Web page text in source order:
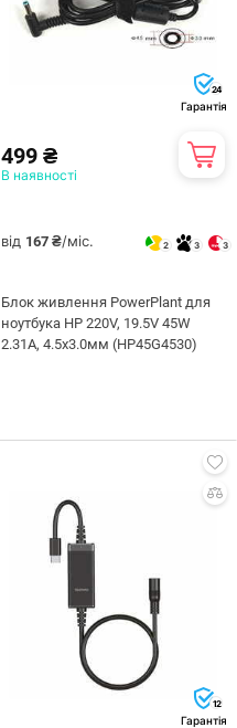
24
Гарантія
499 ₴
В наявності
від 167 ₴/міс. 2 3 3
Блок живлення PowerPlant для
ноутбука HP 220V, 19.5V 45W
2.31A, 4.5х3.0мм (HP45G4530)
12
Гарантія